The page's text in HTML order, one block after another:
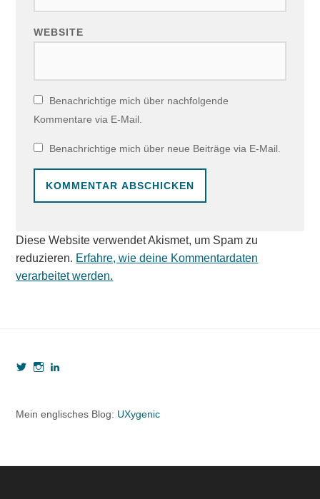
WEBSITE
Benachrichtige mich über nachfolgende
Kommentare via E-Mail.
Benachrichtige mich über neue Beiträge via E-Mail.
Diese Website verwendet Akismet, um Spam zu
reduzieren. Erfahre, wie deine Kommentardaten
verarbeitet werden.
Profil
Twitter
anzeigen
Profil
Instagram
anzeigen
8190b5b7
Mein englisches Blog: UXygenic